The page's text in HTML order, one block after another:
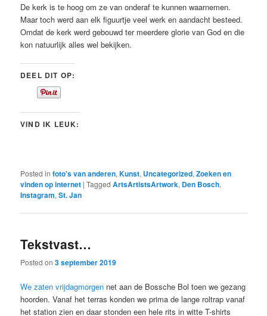
De kerk is te hoog om ze van onderaf te kunnen waarnemen.
Maar toch werd aan elk figuurtje veel werk en aandacht besteed.
Omdat de kerk werd gebouwd ter meerdere glorie van God en die
kon natuurlijk alles wel bekijken.
DEEL DIT OP:
VIND IK LEUK:
Posted in foto's van anderen,Kunst, Uncategorized,Zoeken en
vinden op internet |Tagged ArtsArtistsArtwork, Den Bosch,
Instagram,St. Jan
Tekstvast…
Posted on3 september 2019
We zaten vrijdagmorgen net aan de Bossche Bol toen we gezang
hoorden. Vanaf het terras konden we prima de lange roltrap vanaf
het station zien en daar stonden een hele rits in witte T-shirts